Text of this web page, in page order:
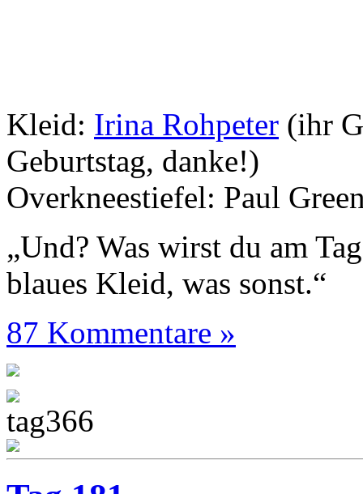
Kleid: Irina Rohpeter (ihr
Geburtstag, danke!)
Overkneestiefel: Paul
„Und? Was wirst du am
blaues Kleid, was sonst.“
87 Kommentare »